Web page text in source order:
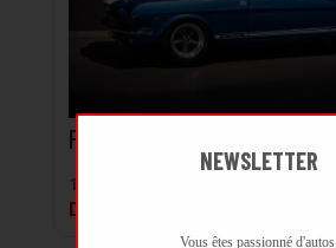
Ford Mustang 289 FIA
1965 | 1 000 km
DÉJÀ VENDUE
NEWSLETTER
Vous êtes passionné d'autos,